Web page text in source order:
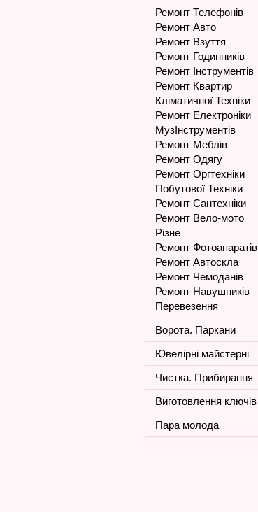
Ремонт Телефонів
Ремонт Авто
Ремонт Взуття
Ремонт Годинників
Ремонт Інструментів
Ремонт Квартир
Кліматичної Техніки
Ремонт Електроніки
МузІнструментів
Ремонт Меблів
Ремонт Одягу
Ремонт Оргтехніки
Побутової Техніки
Ремонт Сантехніки
Ремонт Вело-мото
Різне
Ремонт Фотоапаратів
Ремонт Автоскла
Ремонт Чемоданів
Ремонт Навушників
Перевезення
Ворота. Паркани
Ювелірні майстерні
Чистка. Прибирання
Виготовлення ключів
Пара молода